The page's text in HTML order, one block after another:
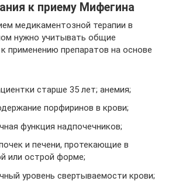
к приему Мифегина
медикаментозной терапии в
нужно учитывать общие
применению препаратов на основе
старше 35 лет; анемия;
порфиринов в крови;
функция надпочечников;
и печени, протекающие в
или острой форме;
уровень свертываемости крови;